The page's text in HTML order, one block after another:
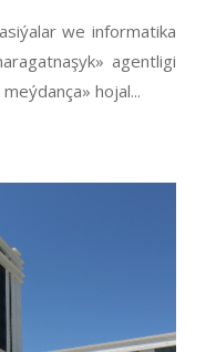
we in­for­ma­ti­ka
agent­li­gi
ho­ja­l...